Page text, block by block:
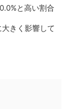
と高い割合
きく影響して